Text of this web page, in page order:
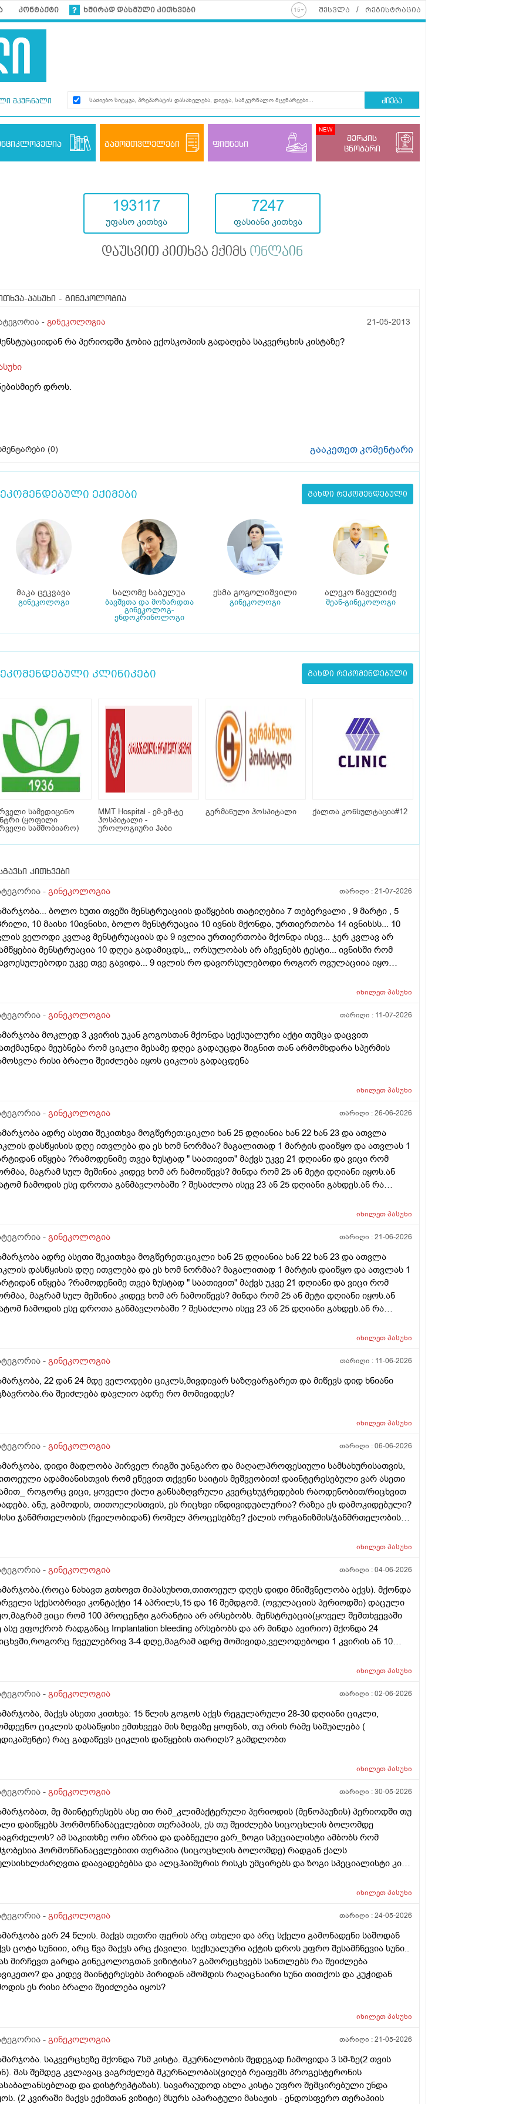
კონტაქტი ხშირად დასმული კითხვები შესვლა რეგისტრაცია
მკურნალი ძიება
გამომთვლელები ფიტნესი
მერკის
ცნობარი
193117
უფასო კითხვა
7247
ფასიანი კითხვა
დაუსვით კითხვა ექიმს ონლაინ
პასუხი - გინეკოლოგია
- გინეკოლოგია 21-05-2013
რა პერიოდში ჯობია ექოსკოპიის გადაღება საკვერცხის კისტაზე?
დროს.
(0) გააკეთეთ კომენტარი
ექიმები გახდი რეკომენდებული
მაკა ცეკვავა
გინეკოლოგი
სალომე საბულუა
ბავშვთა და მოზარდთა
გინეკოლოგ-
ენდოკრინოლოგი
ესმა გოგოლიშვილი
გინეკოლოგი
ალეკო წაველიძე
მეან-გინეკოლოგი
კლინიკები გახდი რეკომენდებული
სამედიცინო
(ყოფილი
სამშობიარო)
MMT Hospital - ემ-ემ-ტე
ჰოსპიტალი -
უროლოგიური ჰაბი
გერმანული ჰოსპიტალი ქალთა კონსულტაცია#12
კითხვები
- გინეკოლოგია თარიღი :21-07-2026
ბოლო ხუთი თვეში მენსტრუაციის დაწყების თატიღებია 7 თებერვალი , 9 მარტი , 5
10 მაისი 10ივნისი, ბოლო მენსტრუაცია 10 ივნის მქონდა, ურთიერთობა 14 ივნისსს... 10
ველოდი კვლავ მენსტრუაციას და 9 ივლია ურთიერთობა მქონდა ისევ... ჯერ კვლავ არ
მენსტრუაცია 10 დღეა გადამიცდს,,, ორსულობას არ აჩვენებს ტესტი... ივნისში რომ
უკვე თვე გავიდა... 9 ივლის რო დავორსულებოდი როგორ ოვულაციია იყო
იხილეთპასუხი
- გინეკოლოგია თარიღი : 11-07-2026
მოკლედ 3 კვირის უკან გოგოსთან მქონდა სექსუალური აქტი თუმცა დაცვით
მეუბნება რომ ციკლი მესამე დღეა გადაუცდა შიგნით თან არმომხდარა სპერმის
რისი ბრალი შეიძლება იყოს ციკლის გადაცდენა
იხილეთპასუხი
- გინეკოლოგია თარიღი :26-06-2026
ადრე ასეთი შეკითხვა მოგწერეთ:ციკლი ხან 25 დღიანია ხან 22 ხან 23 და ათვლა
დასწყისის დღე ითვლება და ეს ხომ ნორმაა? მაგალითად 1 მარტის დაიწყო და ათვლას 1
იწყება ?რამოდენიმე თვეა ზუსტად " საათივით" მაქვს უკვე 21 დღიანი და ვიცი რომ
მაგრამ სულ მეშინია კიდევ ხომ არ ჩამოიწევს? მინდა რომ 25 ან მეტი დღიანი იყოს.ან
ჩამოდის ესე დროთა განმავლობაში ? შესაძლოა ისევ 23 ან 25 დღიანი გახდეს.ან რა
სანერვიულო.რითი შეიძლება უნდაცკვების სახით რომ ვმართო ციკლის დღეები? პასუხიც
გასრანდა ახლა 21 დღიანზე 4 დღიანია.თქვენ მითხარით რომ შეიმოწმეთო ტიესეიჩი და
იხილეთპასუხი
- გინეკოლოგია თარიღი :21-06-2026
ადრე ასეთი შეკითხვა მოგწერეთ:ციკლი ხან 25 დღიანია ხან 22 ხან 23 და ათვლა
დასწყისის დღე ითვლება და ეს ხომ ნორმაა? მაგალითად 1 მარტის დაიწყო და ათვლას 1
იწყება ?რამოდენიმე თვეა ზუსტად " საათივით" მაქვს უკვე 21 დღიანი და ვიცი რომ
მაგრამ სულ მეშინია კიდევ ხომ არ ჩამოიწევს? მინდა რომ 25 ან მეტი დღიანი იყოს.ან
ჩამოდის ესე დროთა განმავლობაში ? შესაძლოა ისევ 23 ან 25 დღიანი გახდეს.ან რა
სანერვიულო.რითი შეიძლება უნდაცკვების სახით რომ ვმართო ციკლის დღეები?იხილეთპასუხი
- გინეკოლოგია თარიღი : 11-06-2026
22 დან 24 მდე ველოდები ციკლს,მივდივარ საზღვარგარეთ და მიწევს დიდ ხნიანი
შეიძლება დავლიო ადრე რო მომივიდეს?
იხილეთპასუხი
- გინეკოლოგია თარიღი :06-06-2026
დიდი მადლობა პირველ რიგში უანგარო და მაღალპროფესიული სამსახურისათვის,
ადამიანისთვის რომ ეწევით თქვენი საიტის მეშვეობით! დაინტერესებული ვარ ასეთი
როგორც ვიცი, ყოველი ქალი განსაზღვრული კვერცხუჯრედების რაოდენობით/რიცხვით
ანუ, გამოდის, თითოელისთვის, ეს რიცხვი ინდივიდუალურია? რაზეა ეს დამოკიდებული?
ჯანმრთელობის (ჩვილობიდან) რომელ პროცესებზე? ქალის ორგანიზმის/ჯანმრთელობის
კვერცხუჯრედებისა, დაბადების პროცესიდან და ზოგს კი მცირე? მადლობთ!იხილეთპასუხი
- გინეკოლოგია თარიღი :04-06-2026
ნახავთ გთხოვთ მიპასუხოთ,თითოეულ დღეს დიდი მნიშვნელობა აქვს). მქონდა
სქესობრივი კონტაქტი 14 აპრილს,15 და 16 შემდგომ. (ოვულაციის პერიოდში) დაცული
ვიცი რომ 100 პროცენტი გარანტია არ არსებობს. მენსტრუაცია(ყოველ შემთხვევაში
ასე ვფოქრობ რადგანაც Implantation bleeding არსებობს და არ მინდა ავირიო) მქონდა 24
ჩვეულებრივ 3-4 დღე,მაგრამ ადრე მომივიდა,ველოდებოდი 1 კვირის ან 10
იყო. ეგ უცნაური შეგრძნება რამოდენიმე დღე მქონდა. ახლა მენტრუაციას
მოქმედებსო,2 კვირის წინ სხვა ქალაქში გავემგვაზრე და იქ ვარ 10 საათის სავალი),
ექიმთან. არის რაიმე შანსი ფეხმძიმობის? აზრი აქვს განმეორებით ტესტს? მენტრუაცია
მქონდა ხოლმე28-30 დღე შუალედი.
იხილეთპასუხი
- გინეკოლოგია თარიღი :02-06-2026
მაქვს ასეთი კითხვა: 15 წლის გოგოს აქვს რეგულარული 28-30 დღიანი ციკლი,
ციკლის დასაწყისი ემთხვევა მის ზღვაზე ყოფნას, თუ არის რამე საშუალება (
რაც გადაწევს ციკლის დაწყების თარიღს? გამდლობთ
იხილეთპასუხი
- გინეკოლოგია თარიღი :30-05-2026
მე მაინტერესებს ასე თი რამ_კლიმაქტერული პერიოდის (მენოპაუზის) პერიოდში თუ
დაიწყებს ჰორმონჩანაცვლებით თერაპიას, ეს თუ შეიძლება სიცოცხლის ბოლომდე
ამ საკითხზე ორი აზრია და დაბნეული ვარ_ზოგი სპეციალისტი ამბობს რომ
ჰორმონჩანაცვლებითი თერაპია (სიცოცხლის ბოლომდე) რადგან ქალს
დაავადებებსა და ალცჰაიმერის რისკს უმცირებს და ზოგი სპეციალისტი კი
მკერდი). თუ შეიძლება, მითხრათ_დიდი მადლობა გულისხმიერებისთვის!იხილეთპასუხი
- გინეკოლოგია თარიღი :24-05-2026
ვარ 24 წლის. მაქვს თეთრი ფერის არც თხელი და არც სქელი გამონადენი საშოდან
ცოტა სუნიიი, არც წვა მაქვს არც ქავილი. სექსუალური აქტის დროს უფრო შესამჩნევია სუნი..
მირჩევთ გარდა გინეკოლოგთან ვიზიტისა? გამორეცხვებს სანთლებს რა შეიძლება
და კიდევ მაინტერესებს პირიდან ამომდის რაღაცნაირი სუნი თითქოს და კუჭიდან
ეს რისი ბრალი შეიძლება იყოს?
იხილეთპასუხი
- გინეკოლოგია თარიღი :21-05-2026
საკვერცხეზე მქონდა 7სმ კისტა. მკურნალობის შედეგად ჩამოვიდა 3 სმ-ზე(2 თვის
მას შემდეგ კვლავაც ვაგრძელებ მკურნალობას(ვიღებ რეაფემს პროგესტერონის
და დისტრეპტაზას). სავარაუდოდ ახლა კისტა უფრო შემცირებული უნდა
(2 კვირაში მაქვს ექიმთან ვიზიტი) მსურს აპარატული მასაჟის - ენდოსფერო თერაპიის